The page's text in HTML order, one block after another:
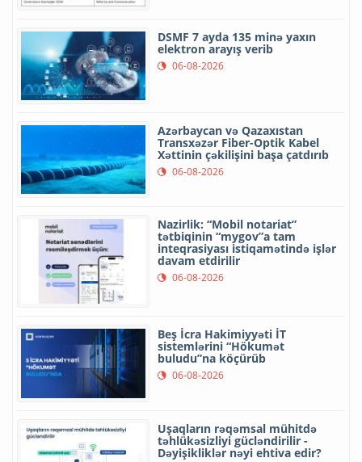
DSMF 7 ayda 135 minə yaxın
elektron arayış verib
06-08-2026
Azərbaycan və Qazaxıstan
Transxəzər Fiber-Optik Kabel
Xəttinin çəkilişini başa çatdırıb
06-08-2026
Nazirlik: “Mobil notariat”
tətbiqinin “mygov”a tam
inteqrasiyası istiqamətində işlər
davam etdirilir
06-08-2026
Beş İcra Hakimiyyəti İT
sistemlərini “Hökumət
buludu”na köçürüb
06-08-2026
Uşaqların rəqəmsal mühitdə
təhlükəsizliyi gücləndirilir -
Dəyişikliklər nəyi ehtiva edir?